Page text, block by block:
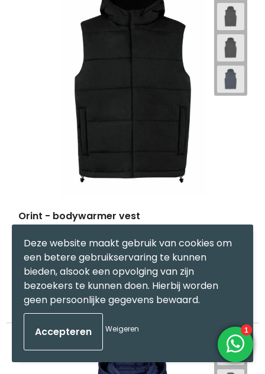
Orint - bodywarmer vest
Polyester
€ 18,61 Bekijk
Deze website maakt gebruik van cookies om
een betere gebruikservaring te kunnen
bieden, alsook een opvolging van zijn
bezoekers te kunnen doen. Hierbij worden
geen persoonlijke gegevens bewaard.
Weigeren